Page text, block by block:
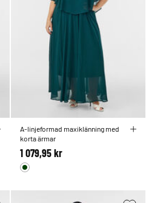
A-linjeformad maxiklänning med
korta ärmar
1 079,95 kr